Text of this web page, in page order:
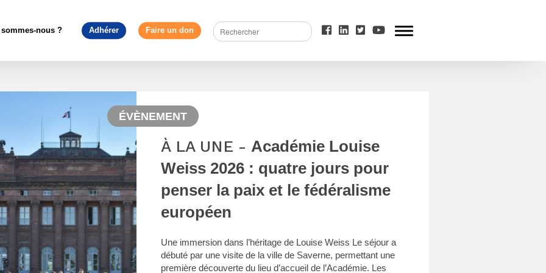
nous ? Adhérer Faire un don
ÉVÈNEMENT
À LA UNE - Académie Louise
Weiss 2026 : quatre jours pour
penser la paix et le fédéralisme
européen
Une immersion dans l’héritage de Louise Weiss Le séjour a
débuté par une visite de la ville de Saverne, permettant une
première découverte du lieu d’accueil de l’Académie. Les